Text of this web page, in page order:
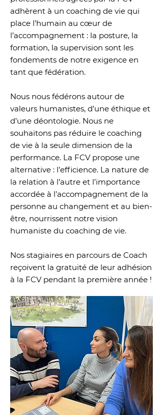
adhèrent à un coaching de vie qui
place l’humain au cœur de
l’accompagnement : la posture, la
formation, la supervision sont les
fondements de notre exigence en
tant que fédération.
Nous nous fédérons autour de
valeurs humanistes, d’une éthique et
d’une déontologie. Nous ne
souhaitons pas réduire le coaching
de vie à la seule dimension de la
performance. La FCV propose une
alternative : l’efficience. La nature de
la relation à l’autre et l’importance
accordée à l’accompagnement de la
personne au changement et au bien-
être, nourrissent notre vision
humaniste du coaching de vie.
Nos stagiaires en parcours de Coach
reçoivent la gratuité de leur adhésion
à la FCV pendant la première année !